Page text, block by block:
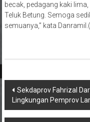
becak, pedagang kaki
Teluk Betung. Semoga
semuanya,” kata
Navigasi
pos
Sekdaprov Fahrizal
Lingkungan Pemprov